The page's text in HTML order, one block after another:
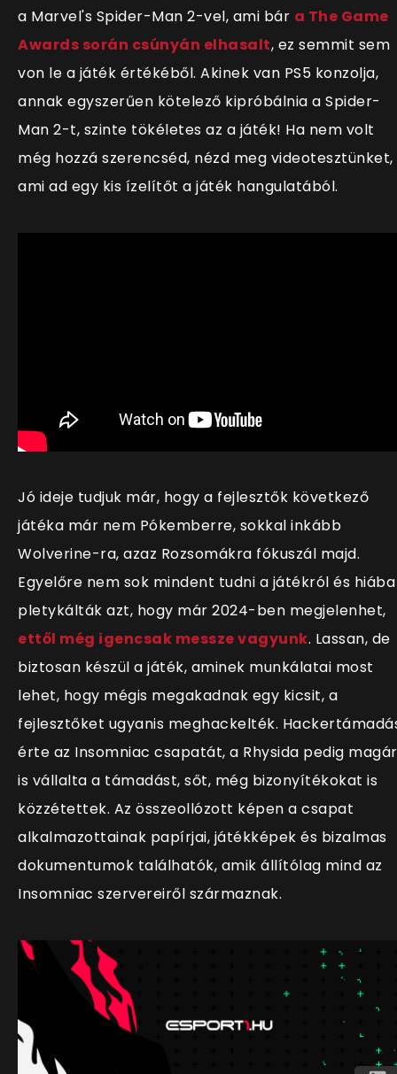
a Marvel's Spider-Man 2-vel, ami bár a The Game
Awards során csúnyán elhasalt, ez semmit sem
von le a játék értékéből. Akinek van PS5 konzolja,
annak egyszerűen kötelező kipróbálnia a Spider-
Man 2-t, szinte tökéletes az a játék! Ha nem volt
még hozzá szerencséd, nézd meg videotesztünket,
ami ad egy kis ízelítőt a játék hangulatából.
Jó ideje tudjuk már, hogy a fejlesztők következő
játéka már nem Pókemberre, sokkal inkább
Wolverine-ra, azaz Rozsomákra fókuszál majd.
Egyelőre nem sok mindent tudni a játékról és hiába
pletykálták azt, hogy már 2024-ben megjelenhet,
ettől még igencsak messze vagyunk. Lassan, de
biztosan készül a játék, aminek munkálatai most
lehet, hogy mégis megakadnak egy kicsit, a
fejlesztőket ugyanis meghackelték.
érte az Insomniac csapatát, a Rhysida pedig
is vállalta a támadást, sőt, még bizonyítékokat is
közzétettek. Az összeollózott képen a csapat
alkalmazottainak papírjai, játékképek és bizalmas
dokumentumok találhatók, amik állítólag mind az
Insomniac szervereiről származnak.